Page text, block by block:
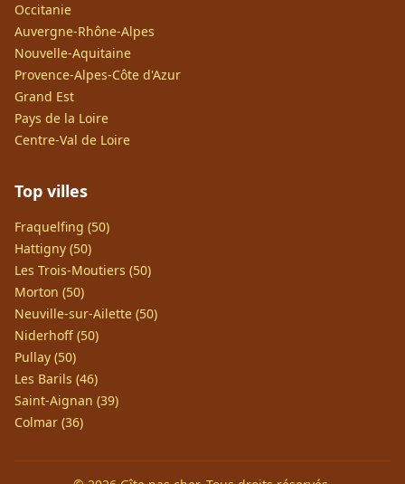
Occitanie
Auvergne-Rhône-Alpes
Nouvelle-Aquitaine
Provence-Alpes-Côte d'Azur
Grand Est
Pays de la Loire
Centre-Val de Loire
Top villes
Fraquelfing (50)
Hattigny (50)
Les Trois-Moutiers (50)
Morton (50)
Neuville-sur-Ailette (50)
Niderhoff (50)
Pullay (50)
Les Barils (46)
Saint-Aignan (39)
Colmar (36)